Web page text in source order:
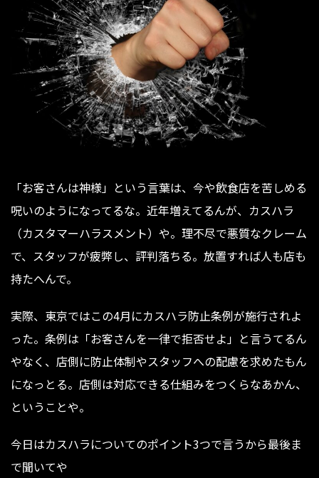
「お客さんは神様」という言葉は、今や飲食店を苦しめる
呪いのようになってるな。近年増えてるんが、カスハラ
（カスタマーハラスメント）や。理不尽で悪質なクレーム
で、スタッフが疲弊し、評判落ちる。放置すれば人も店も
持たへんで。
実際、東京ではこの4月にカスハラ防止条例が施行されよ
った。条例は「お客さんを一律で拒否せよ」と言うてるん
やなく、店側に防止体制やスタッフへの配慮を求めたもん
になっとる。店側は対応できる仕組みをつくらなあかん、
ということや。
今日はカスハラについてのポイント3つで言うから最後ま
で聞いてや